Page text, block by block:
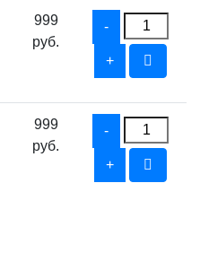
999
руб.
999
руб.